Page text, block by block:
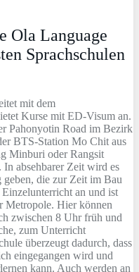
Ola Language
Sprachschulen
mit dem
Kurse mit ED-Visum an.
Pahonyotin Road im Bezirk
BTS-Station Mo Chit aus
Minburi oder Rangsit
absehbarer Zeit wird es
die zur Zeit im Bau
an und ist
Metropole. Hier können
zwischen 8 Uhr früh und
zum Unterricht
überzeugt dadurch, dass
eingegangen wird und
kann. Auch werden an